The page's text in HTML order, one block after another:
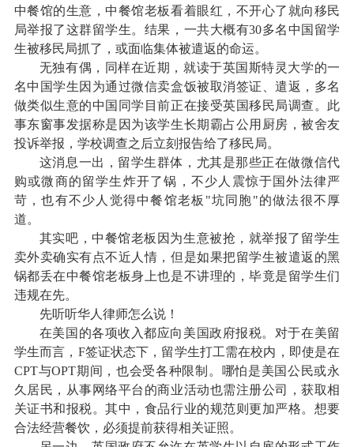
中餐馆的生意，中餐馆老板看着眼红，不开心了就向移民
局举报了这群留学生。结果，一共大概有30多名中国留学
生被移民局抓了，或面临集体被遣返的命运。
无独有偶，同样在近期，就读于英国斯特灵大学的一
名中国学生因为通过微信卖盒饭被取消签证、遣返，多名
做类似生意的中国同学目前正在接受英国移民局调查。此
事东窗事发据称是因为该学生长期霸占公用厨房，被舍友
投诉举报，学校调查之后立刻报告给了移民局。
这消息一出，留学生群体，尤其是那些正在做微信代
购或微商的留学生炸开了锅，不少人震惊于国外法律严
苛，也有不少人觉得中餐馆老板"坑同胞"的做法很不厚
道。
其实吧，中餐馆老板因为生意被抢，就举报了留学生
卖外卖确实有点不近人情，但是如果把留学生被遣返的黑
锅都丢在中餐馆老板身上也是不讲理的，毕竟是留学生们
违规在先。
先听听华人律师怎么说！
在美国的各项收入都应向美国政府报税。对于在美留
学生而言，F签证状态下，留学生打工需在校内，即使是在
CPT与OPT期间，也会受各种限制。哪怕是美国公民或永
久居民，从事网络平台的商业活动也需注册公司，获取相
关证书和报税。其中，食品行业的规范则更加严格。想要
合法经营餐饮，必须提前获得相关证照。